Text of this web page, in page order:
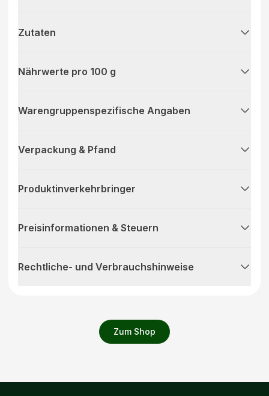
Zum Shop
Zutaten
Nährwerte pro 100 g
Warengruppenspezifische Angaben
Verpackung & Pfand
Produktinverkehrbringer
Preisinformationen & Steuern
Rechtliche- und Verbrauchshinweise